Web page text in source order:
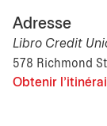
Adresse
Libro Credit
578 Richmond
Obtenir